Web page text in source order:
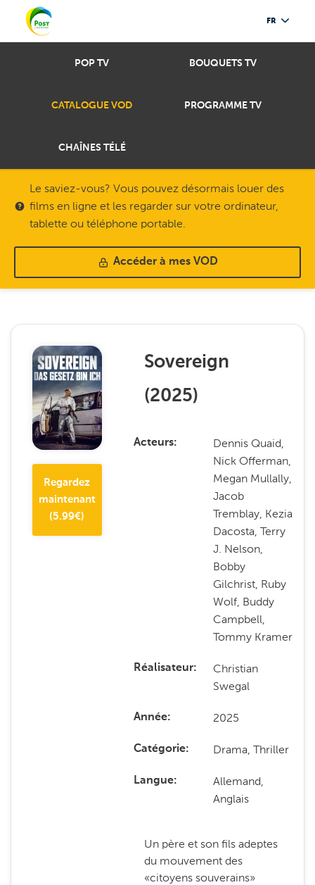
FR
POP TV BOUQUETS TV
CATALOGUE VOD PROGRAMME TV
CHAÎNES TÉLÉ
Le saviez-vous? Vous pouvez désormais louer des
films en ligne et les regarder sur votre ordinateur,
tablette ou téléphone portable.
Accéder à mes VOD
Regardez
maintenant
(5.99€)
Sovereign
(2025)
Acteurs
Dennis Quaid,
Nick Offerman,
Megan Mullally,
Jacob
Tremblay, Kezia
Dacosta, Terry
J. Nelson,
Bobby
Gilchrist, Ruby
Wolf, Buddy
Campbell,
Tommy Kramer
Réalisateur
Christian
Swegal
Année 2025
Catégorie Drama, Thriller
Langue
Allemand,
Anglais
Un père et son fils adeptes
du mouvement des
«citoyens souverains»